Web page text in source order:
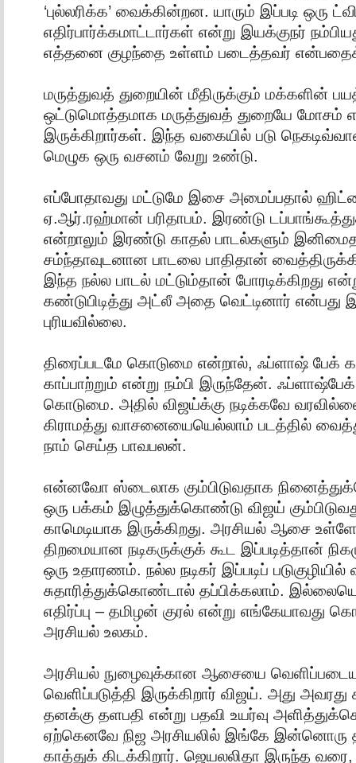
‘புல்லரிக்க’ வைக்கின்றன. யாரும் இப்படி ஒரு
எதிர்பார்க்கமாட்டார்கள் என்று இயக்குநர்
எத்தனை குழந்தை உள்ளம் படைத்தவர் என்பதைக்
மருத்துவத் துறையின் மீதிருக்கும் மக்களின்
ஒட்டுமொத்தமாக மருத்துவத் துறையே மோசம்
இருக்கிறார்கள். இந்த வகையில் படு
மெழுக ஒரு வசனம் வேறு உண்டு.
எப்போதாவது மட்டுமே இசை அமைப்பதால்
ஏ.ஆர்.ரஹ்மான் பரிதாபம். இரண்டு
என்றாலும் இரண்டு காதல் பாடல்களும்
சம்ந்தாவுடனான பாடலை பாதிதான்
இந்த நல்ல பாடல் மட்டும்தான் போரடிக்கிறது
கண்டுபிடித்து அட்லீ அதை வெட்டினார் என்பது
புரியவில்லை.
திரைப்படமே கொடுமை என்றால், ஃப்ளாஷ் பேக்
காப்பாற்றும் என்று நம்பி இருந்தேன்.
கொடுமை. அதில் விஜய்க்கு நடிக்கவே
கிராமத்து வாசனையையெல்லாம் படத்தில்
நாம் செய்த பாவபலன்.
என்னவோ ஸ்டைலாக கும்பிடுவதாக
ஒரு பக்கம் இழுத்துக்கொண்டு விஜய்
காமெடியாக இருக்கிறது. அரசியல் ஆசை
திறமையான நடிகருக்குக் கூட இப்படித்தான்
ஒரு உதாரணம். நல்ல நடிகர் இப்படிப்
சுதாரித்துக்கொண்டால் தப்பிக்கலாம்.
எதிர்ப்பு – தமிழன் குரல் என்று எங்கேயாவது
அரசியல் உலகம்.
அரசியல் நுழைவுக்கான ஆசையை
வெளிப்படுத்தி இருக்கிறார் விஜய். அது அவரது
தனக்கு தளபதி என்று பதவி உயர்வு
ஏற்கெனவே நிஜ அரசியலில் இங்கே இன்னொரு
காத்துக் கிடக்கிறார். ஜெயலலிதா இருந்த